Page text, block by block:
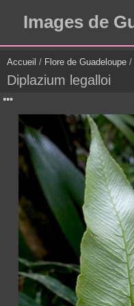
Images de
Accueil / Flore de Guadeloupe /
Diplazium legalloi